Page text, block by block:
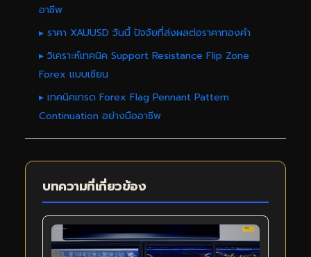
อาชีพ
▸ ราคา XAUUSD วันนี้ ปัจจัยที่ส่งผลต่อราคาทองคำ
▸ วิเคราะห์เทคนิค Support Resistance Flip Zone
Forex แบบเซียน
▸ เทคนิคเทรด Forex Flag Pennant Pattern
Continuation อย่างมืออาชีพ
บทความที่เกี่ยวข้อง